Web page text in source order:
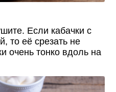
Если кабачки с
то её срезать не
очень тонко вдоль на